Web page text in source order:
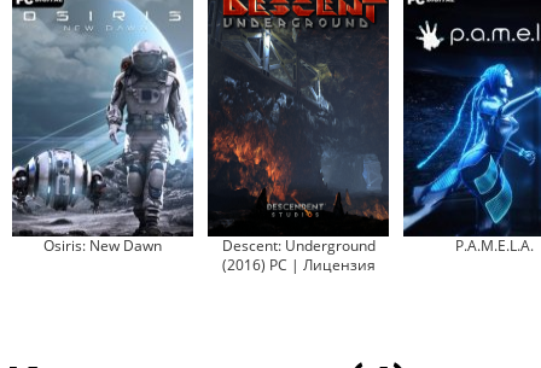
Osiris: New Dawn
Descent: Underground
(2016) PC | Лицензия
P.A.M.E.L.A.